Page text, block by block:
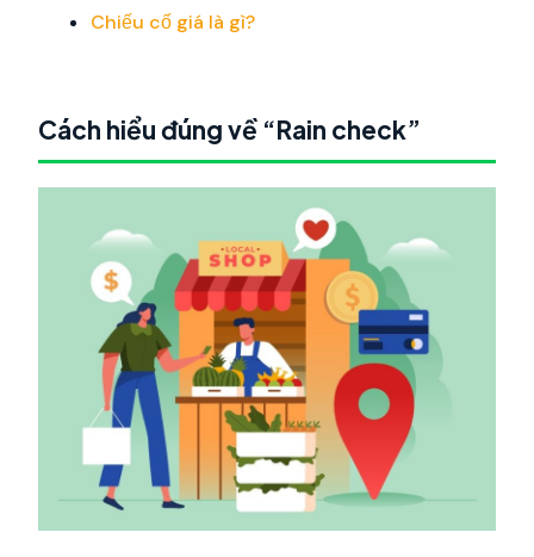
Chiếu cố giá là gì?
Cách hiểu đúng về “Rain check”